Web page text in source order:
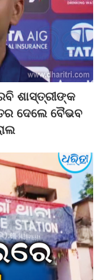
ଶାସ୍ତ୍ରୀଙ୍କ
ଦେଲେ ବୈଭବ